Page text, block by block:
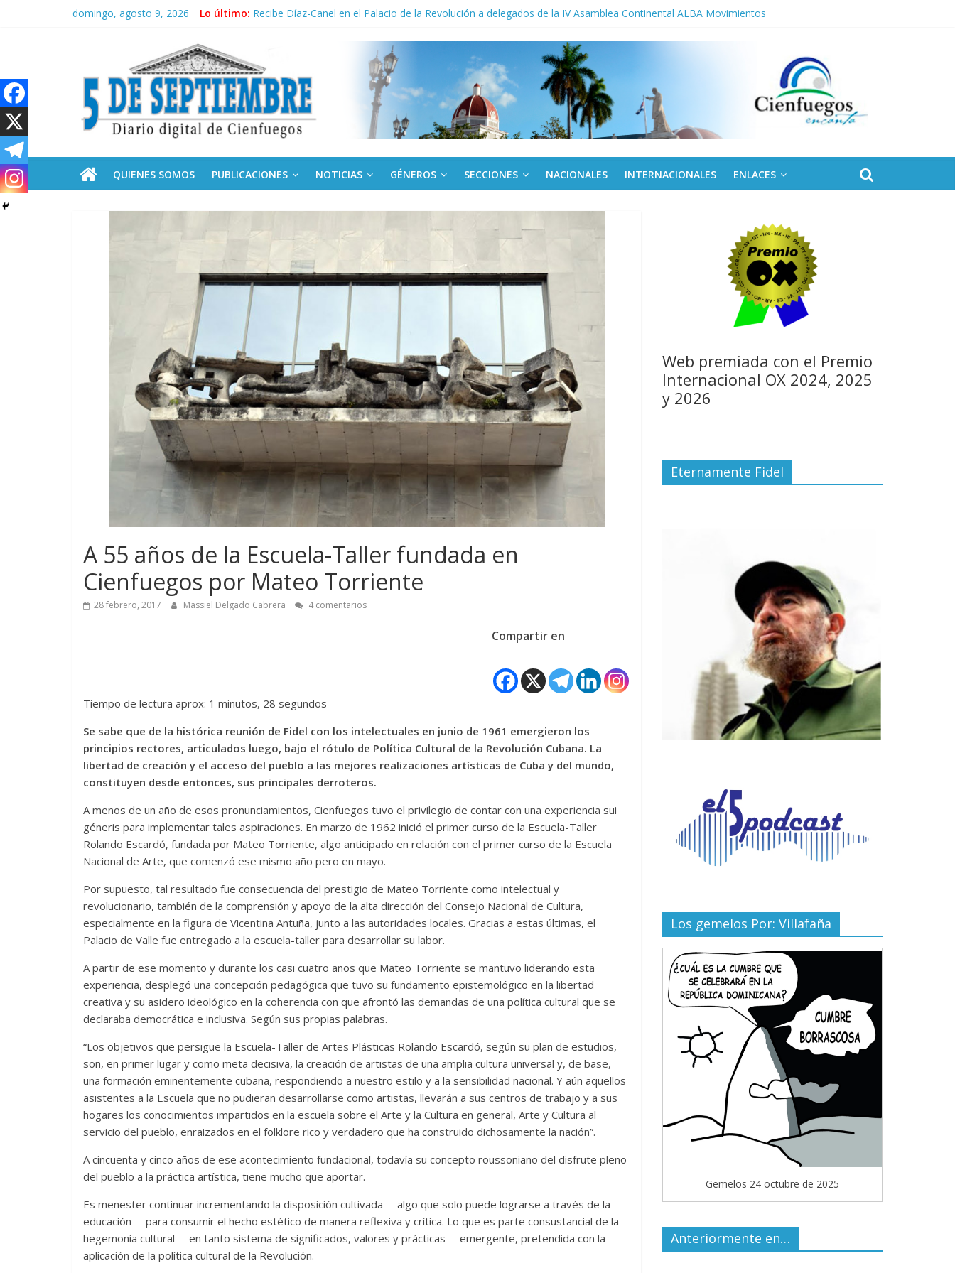
domingo, agosto 9, 2026 Lo último: Sobre el aumento del límite para trasferir desde la tarjeta Red
Frente Amplio de Dominicana reivindica legado de Fidel Castro
La derecha de América Latina corteja al escudo
MLB: Dodgers ante el espejo de su séptima caída
Septiembre
Diario
de
Cienfuegos,QUIENES SOMOS PUBLICACIONES NOTICIAS GÉNEROS SECCIONES NACIONALES INTERNACIONALES ENLACES
A 55 años de la Escuela-Taller fundada en
Cienfuegos por Mateo Torriente
28 febrero, 2017 Massiel Delgado Cabrera 4 comentarios
Compartir en
Tiempo de lectura aprox: 1 minutos, 28 segundos
Se sabe que de la histórica reunión de Fidel con los intelectuales en junio de 1961 emergieron los
principios rectores, articulados luego, bajo el rótulo de Política Cultural de la Revolución Cubana. La
libertad de creación y el acceso del pueblo a las mejores realizaciones artísticas de Cuba y del mundo,
constituyen desde entonces, sus principales derroteros.
A menos de un año de esos pronunciamientos, Cienfuegos tuvo el privilegio de contar con una experiencia sui
géneris para implementar tales aspiraciones. En marzo de 1962 inició el primer curso de la Escuela-Taller
Rolando Escardó, fundada por Mateo Torriente, algo anticipado en relación con el primer curso de la Escuela
Nacional de Arte, que comenzó ese mismo año pero en mayo.
Por supuesto, tal resultado fue consecuencia del prestigio de Mateo Torriente como intelectual y
revolucionario, también de la comprensión y apoyo de la alta dirección del Consejo Nacional de Cultura,
especialmente en la figura de Vicentina Antuña, junto a las autoridades locales. Gracias a estas últimas, el
Palacio de Valle fue entregado a la escuela-taller para desarrollar su labor.
A partir de ese momento y durante los casi cuatro años que Mateo Torriente se mantuvo liderando esta
experiencia, desplegó una concepción pedagógica que tuvo su fundamento epistemológico en la libertad
creativa y su asidero ideológico en la coherencia con que afrontó las demandas de una política cultural que se
declaraba democrática e inclusiva. Según sus propias palabras.
“Los objetivos que persigue la Escuela-Taller de Artes Plásticas Rolando Escardó, según su plan de estudios,
son, en primer lugar y como meta decisiva, la creación de artistas de una amplia cultura universal y, de base,
una formación eminentemente cubana, respondiendo a nuestro estilo y a la sensibilidad nacional. Y aún aquellos
asistentes a la Escuela que no pudieran desarrollarse como artistas, llevarán a sus centros de trabajo y a sus
hogares los conocimientos impartidos en la escuela sobre el Arte y la Cultura en general, Arte y Cultura al
servicio del pueblo, enraizados en el folklore rico y verdadero que ha construido dichosamente la nación”.
A cincuenta y cinco años de ese acontecimiento fundacional, todavía su concepto roussoniano del disfrute pleno
del pueblo a la práctica artística, tiene mucho que aportar.
Es menester continuar incrementando la disposición cultivada —algo que solo puede lograrse a través de la
educación— para consumir el hecho estético de manera reflexiva y crítica. Lo que es parte consustancial de la
hegemonía cultural —en tanto sistema de significados, valores y prácticas— emergente, pretendida con la
aplicación de la política cultural de la Revolución.
Web premiada con el Premio
Internacional OX 2024, 2025
y 2026
Eternamente Fidel
Los gemelos Por: Villafaña
Gemelos 24 octubre de 2025
Anteriormente en…